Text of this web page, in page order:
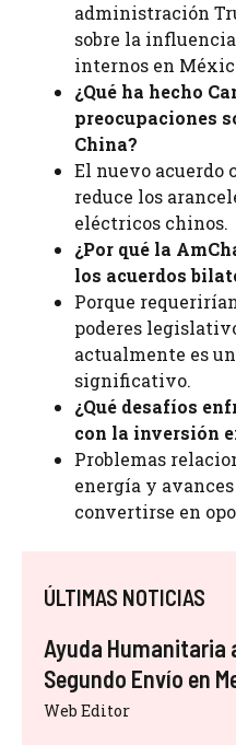
administración
sobre la
internos en
¿Qué ha hecho
preocupaciones
China?
El nuevo acuerdo
reduce los
eléctricos chinos.
¿Por qué la
los acuerdos
Porque
poderes
actualmente es
significativo.
¿Qué desafíos
con la inversión
Problemas
energía y
convertirse en
ÚLTIMAS NOTICIAS
Ayuda Humanitaria
Segundo Envío en
Web Editor